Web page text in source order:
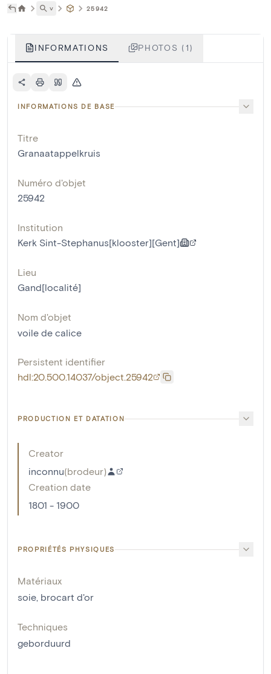
˅ 25942
INFORMATIONS PHOTOS (1)
INFORMATIONS DE BASE
Titre
Granaatappelkruis
Numéro d'objet
25942
Institution
Kerk Sint-Stephanus[klooster][Gent]
Lieu
Gand[localité]
Nom d'objet
voile de calice
Persistent identifier
hdl:20.500.14037/object.25942
PRODUCTION ET DATATION
Creator
inconnu(brodeur)
Creation date
1801 - 1900
PROPRIÉTÉS PHYSIQUES
Matériaux
soie, brocart d'or
Techniques
geborduurd